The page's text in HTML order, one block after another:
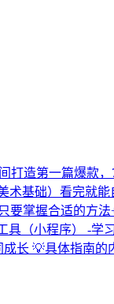
造第一篇爆款
基础）看完就
掌握合适的方
（小程序） -
长 💡具体指南